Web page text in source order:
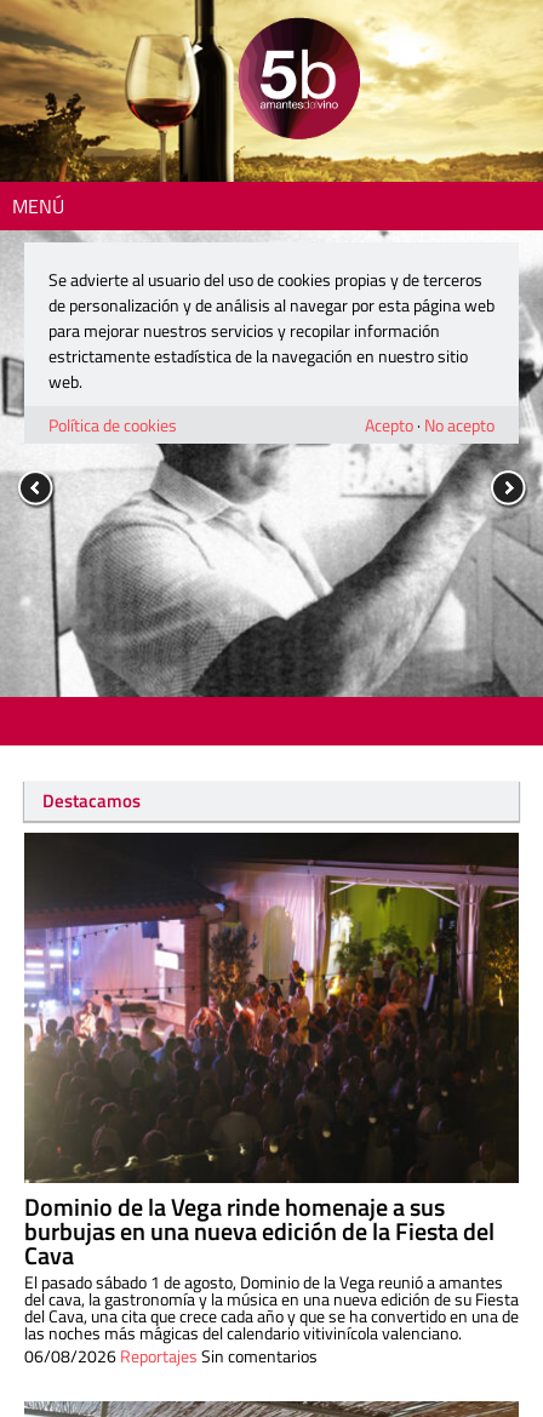
MENÚ
Destacamos
Dominio de la Vega rinde homenaje a sus
burbujas en una nueva edición de la Fiesta del
Cava
El pasado sábado 1 de agosto, Dominio de la Vega reunió a amantes
del cava, la gastronomía y la música en una nueva edición de su Fiesta
del Cava, una cita que crece cada año y que se ha convertido en una de
las noches más mágicas del calendario vitivinícola valenciano.
06/08/2026ReportajesSin comentarios
Se advierte al usuario del uso de cookies propias y de terceros
de personalización y de análisis al navegar por esta página web
para mejorar nuestros servicios y recopilar información
estrictamente estadística de la navegación en nuestro sitio
web.
Política de cookies
Acepto· No acepto